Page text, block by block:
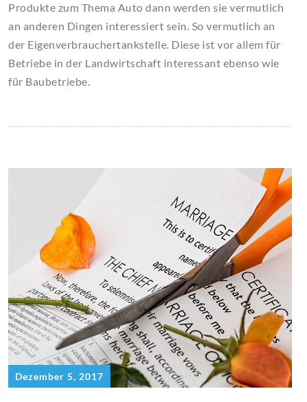
Produkte zum Thema Auto dann werden sie vermutlich
an anderen Dingen interessiert sein. So vermutlich an
der Eigenverbrauchertankstelle. Diese ist vor allem für
Betriebe in der Landwirtschaft interessant ebenso wie
für Baubetriebe.
Dezember 5, 2017